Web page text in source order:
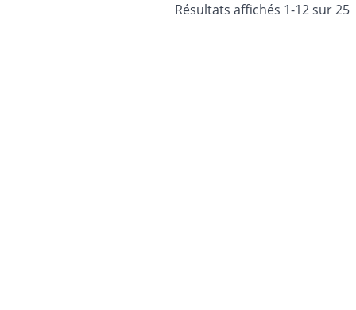
Résultats affichés 1-12 sur 25